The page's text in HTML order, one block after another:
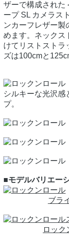
ザーで構成された
ープ SL カメラス
ンカーフレザー製
めます。ネックス
けてリストストラ
ズは100cmと
シルキーな光沢感
プ。
■モデルバリエー
ブラ
ロック